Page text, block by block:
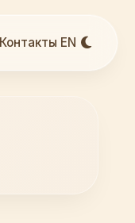
Контакты EN